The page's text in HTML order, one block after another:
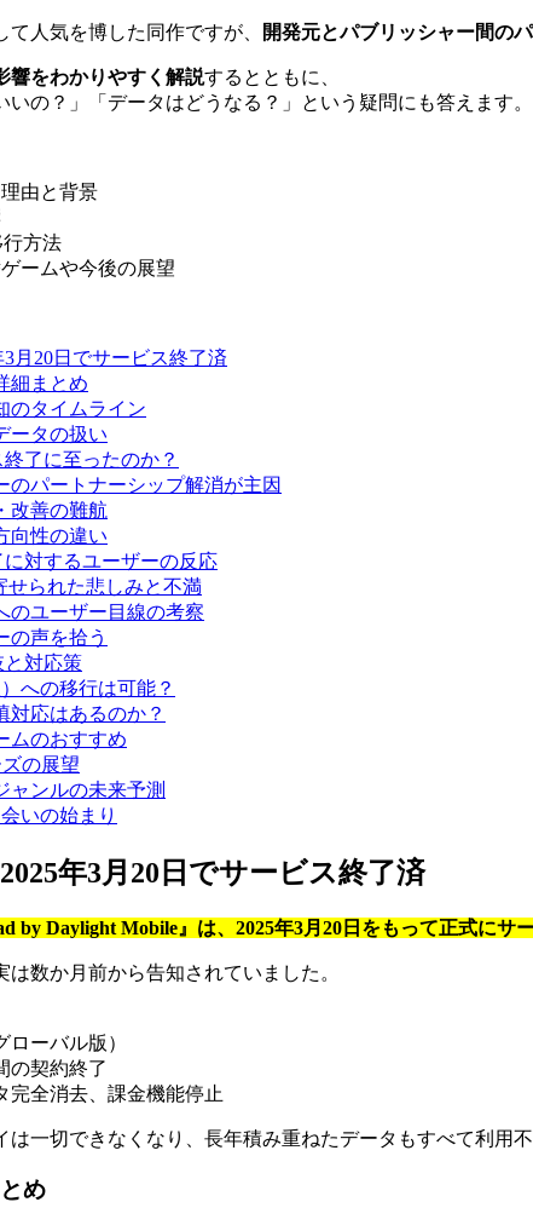
人気を博した同作ですが、 開発元とパブリッシャー間の
響をわかりやすく解説するとともに、
いの？」「データはどうなる？」という疑問にも答えます。
由と背景
行方法
ームや今後の展望
月20日でサービス終了済
細まとめ
のタイムライン
ータの扱い
了に至ったのか？
のパートナーシップ解消が主因
改善の難航
向性の違い
対するユーザーの反応
せられた悲しみと不満
のユーザー目線の考察
の声を拾う
対応策
への移行は可能？
対応はあるのか？
ムのおすすめ
の展望
ャンルの未来予測
いの始まり
年3月20日でサービス終了済
by Daylight Mobile』は、2025年3月20日をもって正式にサ
数か月前から告知されていました。
ローバル版）
の契約終了
完全消去、課金機能停止
一切できなくなり、長年積み重ねたデータもすべて利用不
め